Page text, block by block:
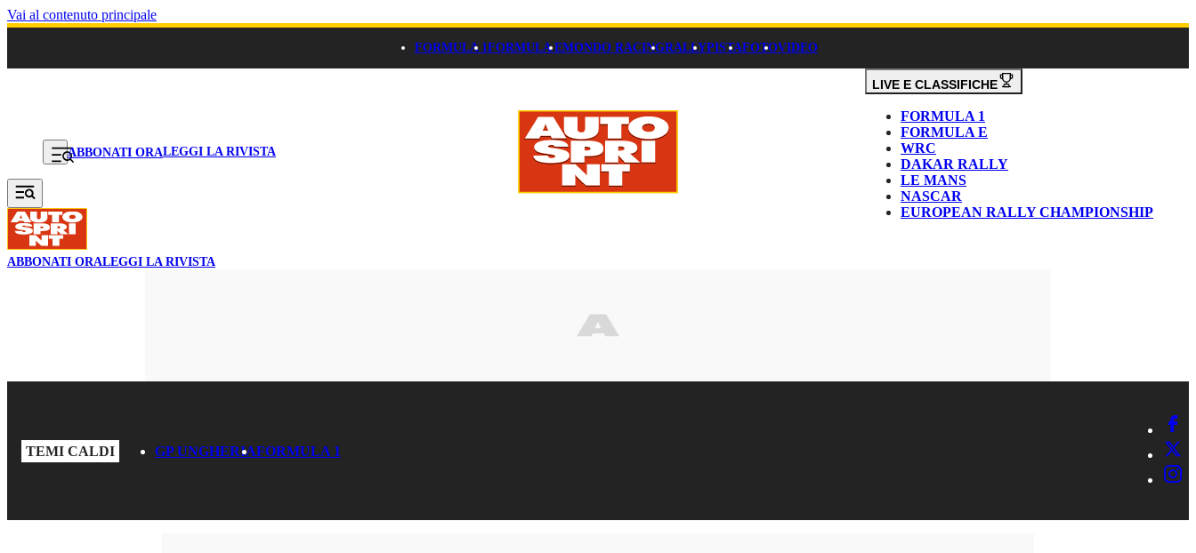
Vai al contenuto principale
FORMULA 1FORMULA EMONDO RACINGRALLYPISTAFOTOVIDEO
ABBONATI ORALEGGI LA RIVISTA
LIVE E CLASSIFICHE
FORMULA 1
FORMULA E
WRC
DAKAR RALLY
LE MANS
NASCAR
EUROPEAN RALLY CHAMPIONSHIP
ABBONATI ORALEGGI LA RIVISTA
TEMI CALDI GP UNGHERIAFORMULA 1